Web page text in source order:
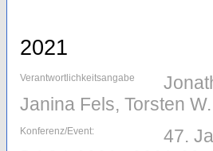
2021
Verantwortlichkeitsangabe
Janina Fels, Torsten
Konferenz/Event:
47.